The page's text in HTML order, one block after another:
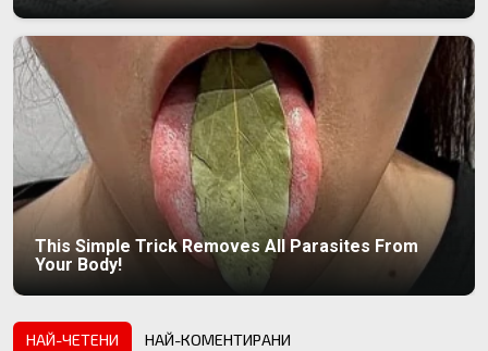
This Simple Trick Removes All Parasites From
Your Body!
НАЙ-ЧЕТЕНИ НАЙ-КОМЕНТИРАНИ